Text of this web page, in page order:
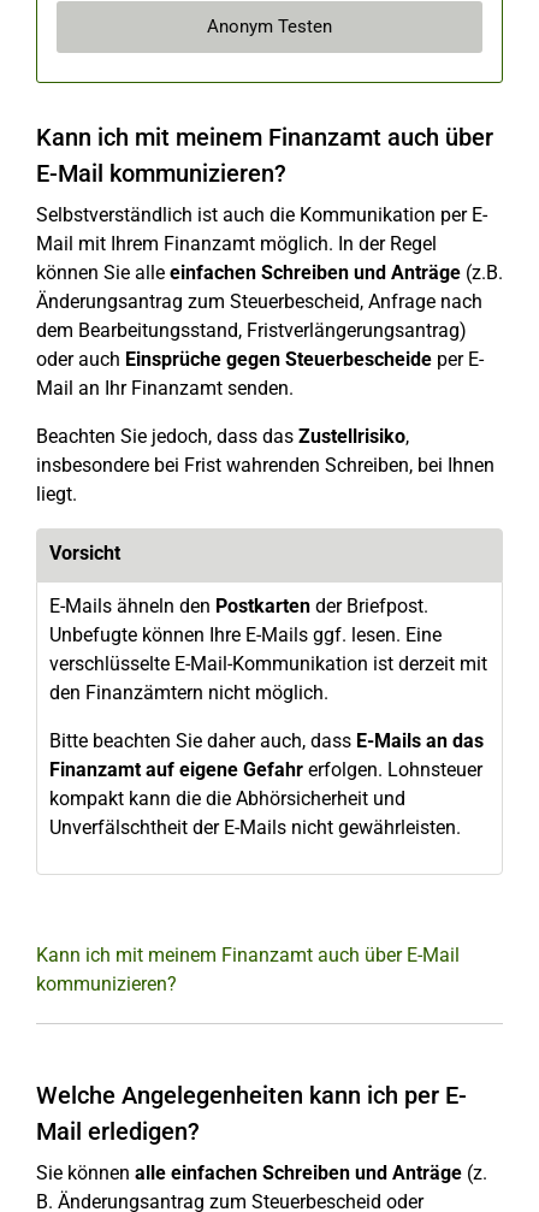
Anonym Testen
Kann ich mit meinem Finanzamt auch über
E-Mail kommunizieren?
Selbstverständlich ist auch die Kommunikation per E-
Mail mit Ihrem Finanzamt möglich. In der Regel
können Sie alle einfachen Schreiben und Anträge (z.B.
Änderungsantrag zum Steuerbescheid, Anfrage nach
dem Bearbeitungsstand, Fristverlängerungsantrag)
oder auch Einsprüche gegen Steuerbescheide per E-
Mail an Ihr Finanzamt senden.
Beachten Sie jedoch, dass das Zustellrisiko,
insbesondere bei Frist wahrenden Schreiben, bei Ihnen
liegt.
Vorsicht
E-Mails ähneln den Postkarten der Briefpost.
Unbefugte können Ihre E-Mails ggf. lesen. Eine
verschlüsselte E-Mail-Kommunikation ist derzeit mit
den Finanzämtern nicht möglich.
Bitte beachten Sie daher auch, dass E-Mails an das
Finanzamt auf eigene Gefahr erfolgen. Lohnsteuer
kompakt kann die die Abhörsicherheit und
Unverfälschtheit der E-Mails nicht gewährleisten.
Kann ich mit meinem Finanzamt auch über E-Mail
kommunizieren?
Welche Angelegenheiten kann ich per E-
Mail erledigen?
Sie können alle einfachen Schreiben und Anträge (z.
B. Änderungsantrag zum Steuerbescheid oder